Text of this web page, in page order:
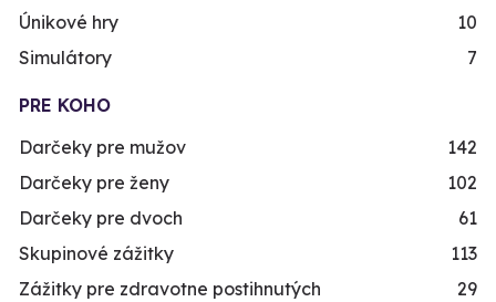
Únikové hry
10
Simulátory
7
PRE KOHO
Darčeky pre mužov
142
Darčeky pre ženy
102
Darčeky pre dvoch
61
Skupinové zážitky
113
Zážitky pre zdravotne postihnutých
29